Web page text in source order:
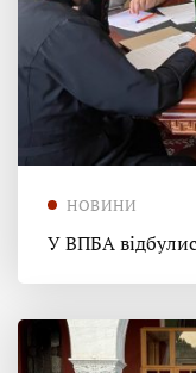
НОВИНИ
У ВПБА